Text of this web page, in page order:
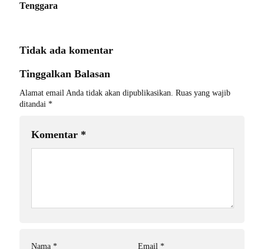
Tenggara
Tidak ada komentar
Tinggalkan Balasan
Alamat email Anda tidak akan dipublikasikan. Ruas yang wajib
ditandai *
Komentar *
Nama * Email *